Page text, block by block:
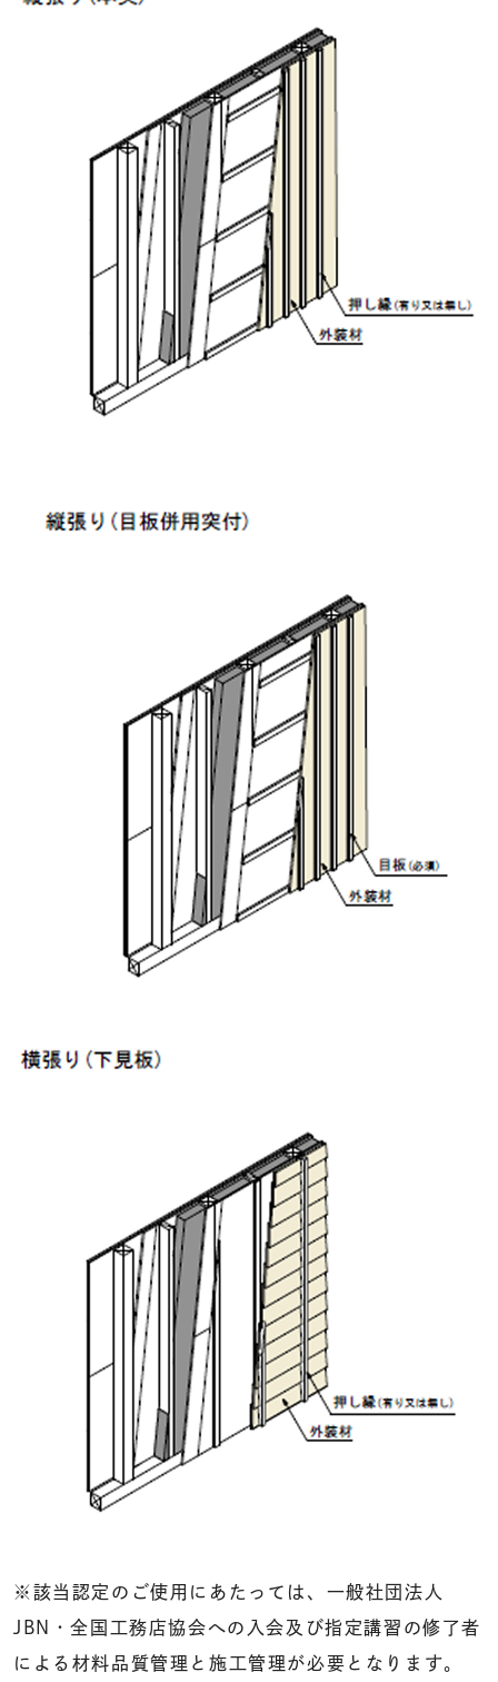
※該当認定のご使用にあたっては、一般社団法人
JBN・全国工務店協会への入会及び指定講習の修了者
による材料品質管理と施工管理が必要となります。